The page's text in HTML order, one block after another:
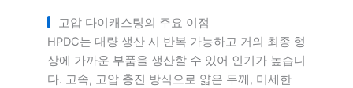
고압 다이캐스팅의 주요 이점
HPDC는 대량 생산 시 반복 가능하고 거의 최종 형
상에 가까운 부품을 생산할 수 있어 인기가 높습니
다. 고속, 고압 충진 방식으로 얇은 두께, 미세한